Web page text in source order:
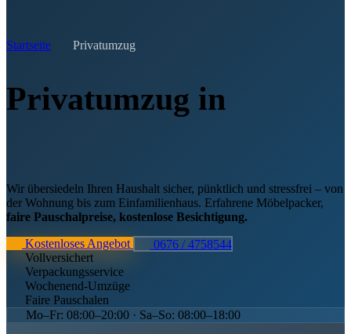
Startseite Privatumzug
Privatumzug in
Wir übersiedeln Ihren Haushalt sicher, pünktlich und stressfrei – von
der Wohnung bis zum Einfamilienhaus. Erfahrene Möbelpacker,
faire Pauschalpreise, kostenlose Besichtigung.
Kostenloses Angebot
0676 / 4758544
Vollversichert
Verpackungsservice
Wochenend-Umzüge
Faire Pauschalen
Mo–Fr: 08:00–20:00 · Sa–So: 08:00–18:00